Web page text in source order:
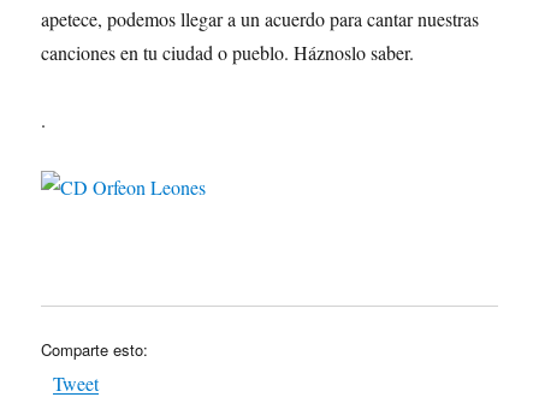
apetece, podemos llegar a un acuerdo para cantar nuestras
canciones en tu ciudad o pueblo. Háznoslo saber.
.
Comparte esto:
Tweet